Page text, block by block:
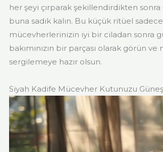
her şeyi çırparak şekillendirdikten
buna sadık kalın. Bu küçük ritüel
mücevherlerinizin iyi bir ciladan sonra
bakımınızın bir parçası olarak görün
sergilemeye hazır olsun.
Siyah Kadife Mücevher Kutunuzu Güneş